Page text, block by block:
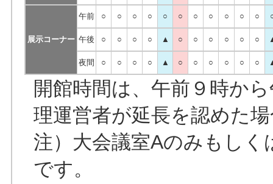
展示コーナー
午前 ○ ○ ○ ○ ○ ○ ○ ○ ○ ○ ○
午後 ○ ○ ○ ○ ▲ ○ ○ ○ ○ ○ ○
夜間 ○ ○ ○ ○ ▲ ○ ○ ○ ○ ○ ○
開館時間は、午前９時か
理運営者が延長を認めた
注）大会議室Aのみもしく
です。